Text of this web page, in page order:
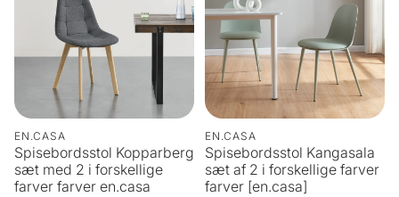
EN.CASA
Spisebordsstol Kopparberg
sæt med 2 i forskellige
farver farver en.casa
EN.CASA
Spisebordsstol Kangasala
sæt af 2 i forskellige farver
farver [en.casa]